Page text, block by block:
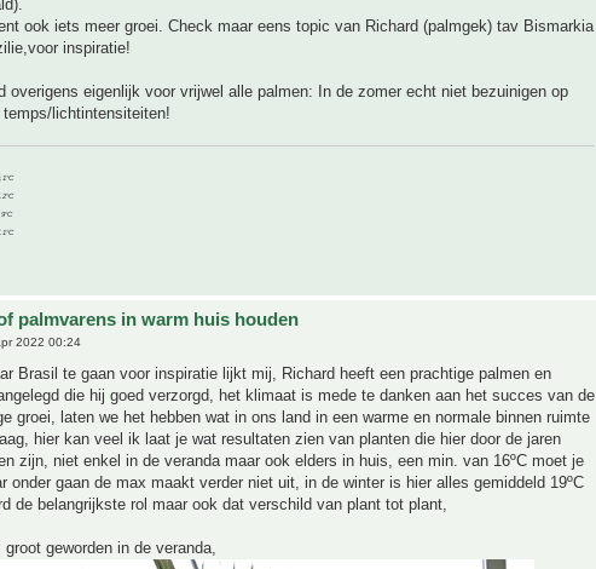
ook iets meer groei. Check maar eens topic van Richard (palmgek) tav Bismarkia
inspiratie!
overigens eigenlijk voor vrijwel alle palmen: In de zomer echt niet bezuinigen op
lichtintensiteiten!
palmvarens in warm huis houden
2022 00:24
Brasil te gaan voor inspiratie lijkt mij, Richard heeft een prachtige palmen en
die hij goed verzorgd, het klimaat is mede te danken aan het succes van de
groei, laten we het hebben wat in ons land in een warme en normale binnen ruimte
hier kan veel ik laat je wat resultaten zien van planten die hier door de jaren
zijn, niet enkel in de veranda maar ook elders in huis, een min. van 16ºC moet je
onder gaan de max maakt verder niet uit, in de winter is hier alles gemiddeld 19ºC
de belangrijkste rol maar ook dat verschild van plant tot plant,
geworden in de veranda,